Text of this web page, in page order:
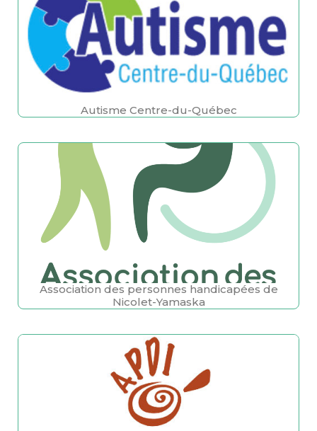
Autisme Centre-du-Québec
Association des personnes handicapées de
Nicolet-Yamaska